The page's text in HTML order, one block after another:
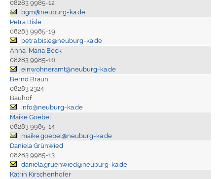
08283 9985-12
bgm@neuburg-ka.de
Petra Bisle
08283 9985-19
petra.bisle@neuburg-ka.de
Anna-Maria Böck
08283 9985-16
einwohneramt@neuburg-ka.de
Bernd Braun
08283 2324
Bauhof
info@neuburg-ka.de
Maike Goebel
08283 9985-14
maike.goebel@neuburg-ka.de
Daniela Grünwied
08283 9985-13
daniela.gruenwied@neuburg-ka.de
Katrin Kirschenhofer